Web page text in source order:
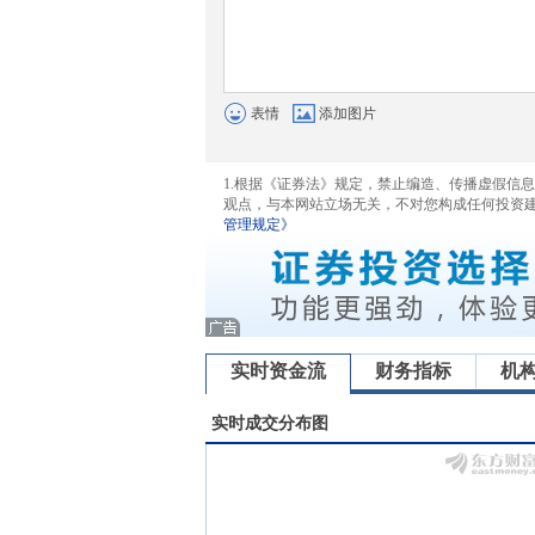
表情 添加图片
1.根据《证券法》规定，禁止编造、传播虚假信
观点，与本网站立场无关，不对您构成任何投资
管理规定》
实时资金流 财务指标 机
实时成交分布图